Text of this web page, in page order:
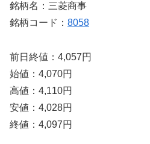
銘柄名：三菱商事
銘柄コード： 8058
前日終値：4,057円
始値：4,070円
高値：4,110円
安値：4,028円
終値：4,097円